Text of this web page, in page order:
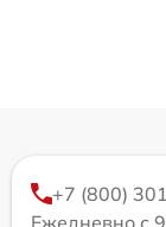
+7 (800)